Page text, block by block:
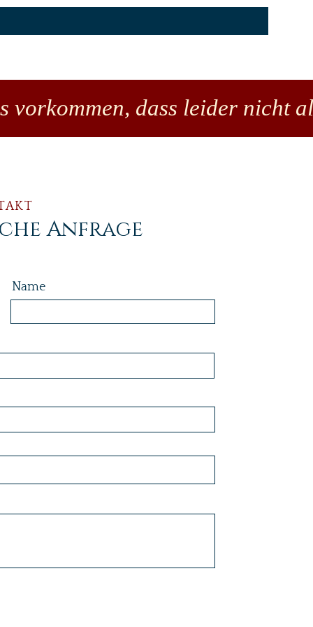
vorkommen, dass leider
Anfrage
Name